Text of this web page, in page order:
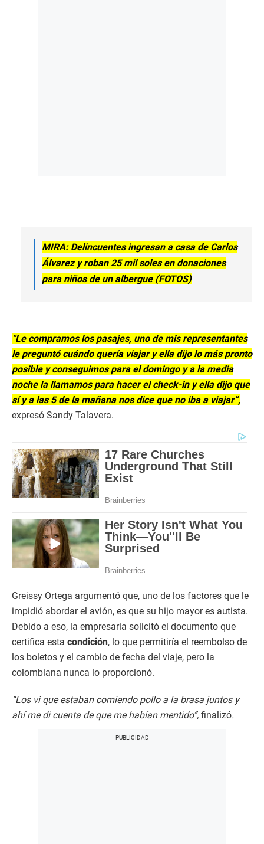
MIRA: Delincuentes ingresan a casa de Carlos
Álvarez y roban 25 mil soles en donaciones
para niños de un albergue (FOTOS)
“Le compramos los pasajes, uno de mis representantes
le preguntó cuándo quería viajar y ella dijo lo más pronto
posible y conseguimos para el domingo y a la media
noche la llamamos para hacer el check-in y ella dijo que
sí y a las 5 de la mañana nos dice que no iba a viajar”,
expresó Sandy Talavera.
Greissy Ortega argumentó que, uno de los factores que le
impidió abordar el avión, es que su hijo mayor es autista.
Debido a eso, la empresaria solicitó el documento que
certifica esta condición, lo que permitiría el reembolso de
los boletos y el cambio de fecha del viaje, pero la
colombiana nunca lo proporcionó.
“Los vi que estaban comiendo pollo a la brasa juntos y
ahí me di cuenta de que me habían mentido”, finalizó.